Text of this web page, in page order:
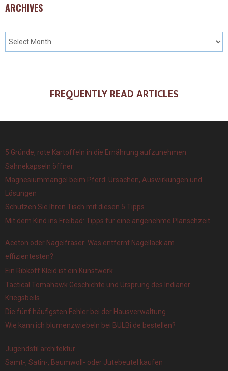
ARCHIVES
FREQUENTLY READ ARTICLES
5 Gründe, rote Kartoffeln in die Ernährung aufzunehmen
Sahnekapseln öffner
Magnesiummangel beim Pferd: Ursachen, Auswirkungen und
Lösungen
Schützen Sie Ihren Tisch mit diesen 5 Tipps
Mit dem Kind ins Freibad: Tipps für eine angenehme Planschzeit
Aceton oder Nagelfräser: Was entfernt Nagellack am
effizientesten?
Ein Ribkoff Kleid ist ein Kunstwerk
Tactical Tomahawk Geschichte und Ursprung des Indianer
Kriegsbeils
Die fünf häufigsten Fehler bei der Hausverwaltung
Wie kann ich blumenzwiebeln bei BULBi.de bestellen?
Jugendstil architektur
Samt-, Satin-, Baumwoll- oder Jutebeutel kaufen